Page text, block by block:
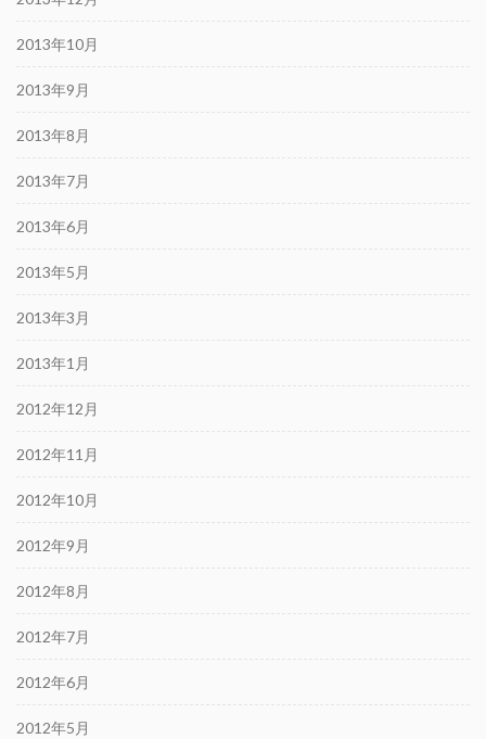
2013年10月
2013年9月
2013年8月
2013年7月
2013年6月
2013年5月
2013年3月
2013年1月
2012年12月
2012年11月
2012年10月
2012年9月
2012年8月
2012年7月
2012年6月
2012年5月